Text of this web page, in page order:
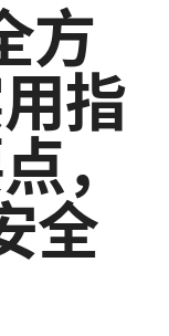
方
指
，
全